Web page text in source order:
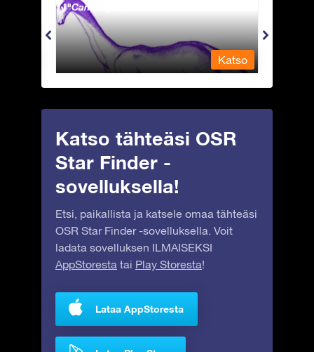
Camelopardalis - Kirahvi
Katso
Katso tähteäsi OSR
Star Finder -
sovelluksella!
Etsi, paikallista ja katsele omaa tähteäsi
OSR Star Finder -sovelluksella. Voit
ladata sovelluksen ILMAISEKSI
AppStoresta tai Play Storesta!
Lataa AppStoresta